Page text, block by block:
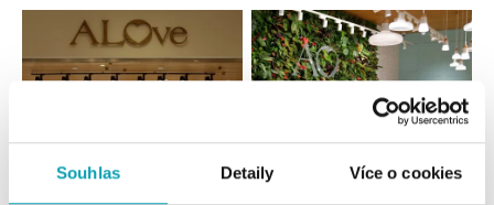
Souhlas Detaily Více o cookies